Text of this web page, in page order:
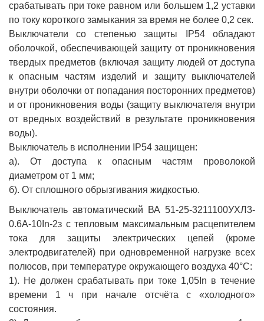
срабатывать при токе равном или большем 1,2 уставки
по току короткого замыкания за время не более 0,2 сек.
Выключатели со степенью защиты IP54 обладают
оболочкой, обеспечивающей защиту от проникновения
твердых предметов (включая защиту людей от доступа
к опасным частям изделий и защиту выключателей
внутри оболочки от попадания посторонних предметов)
и от проникновения воды (защиту выключателя внутри
от вредных воздействий в результате проникновения
воды).
Выключатель в исполнении IP54 защищен:
а). От доступа к опасным частям проволокой
диаметром от 1 мм;
б). От сплошного обрызгивания жидкостью.
Выключатель автоматический ВА 51-25-3211100УХЛ3-
0.6А-10In-2з с тепловым максимальным расцепителем
тока для защиты электрических цепей (кроме
электродвигателей) при одновременной нагрузке всех
полюсов, при температуре окружающего воздуха 40°С:
1). Не должен срабатывать при токе 1,05In в течение
времени 1 ч при начале отсчёта с «холодного»
состояния.